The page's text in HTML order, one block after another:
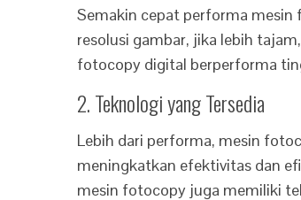
Semakin cepat performa mesin
resolusi gambar, jika lebih
fotocopy digital berperforma
2. Teknologi yang Tersedia
Lebih dari performa, mesin
meningkatkan efektivitas dan
mesin fotocopy juga memiliki